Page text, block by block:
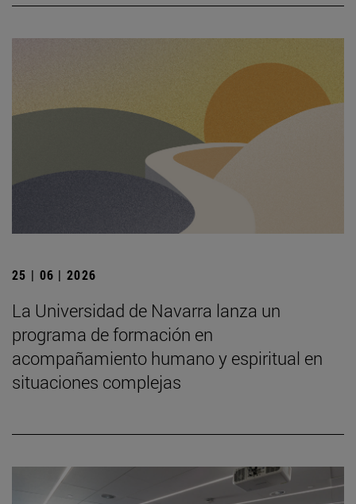
25 | 06 | 2026
La Universidad de Navarra lanza un
programa de formación en
acompañamiento humano y espiritual en
situaciones complejas